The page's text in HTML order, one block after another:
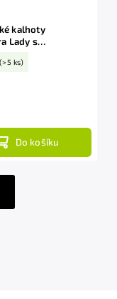
kalhoty
Lady s
(>5 ks)
Do košíku